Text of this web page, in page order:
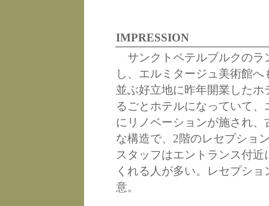
IMPRESSION
サンクトペテルブルクのラ
し、エルミタージュ美術館
並ぶ好立地に昨年開業した
るごとホテルになっていて
にリノベーションが施され
な構造で、2階のレセプショ
スタッフはエントランス付
くれる人が多い。レセプシ
意。